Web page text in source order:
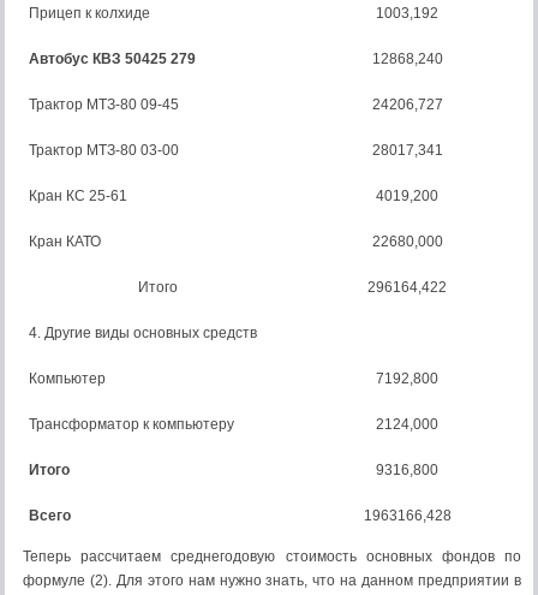
Прицеп к колхиде 1003,192
Автобус КВЗ 50425 279 12868,240
Трактор МТЗ-80 09-45 24206,727
Трактор МТЗ-80 03-00 28017,341
Кран КС 25-61 4019,200
Кран КАТО 22680,000
Итого 296164,422
4. Другие виды основных средств
Компьютер 7192,800
Трансформатор к компьютеру 2124,000
Итого 9316,800
Всего 1963166,428
Теперь рассчитаем среднегодовую стоимость основных фондов по
формуле (2). Для этого нам нужно знать, что на данном предприятии в